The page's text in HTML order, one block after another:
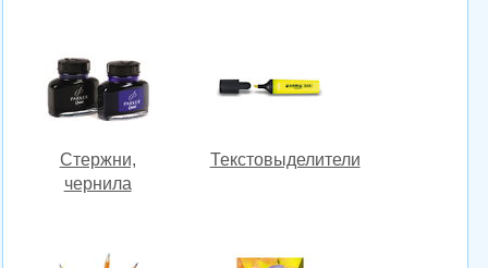
Стержни,
чернила
Текстовыделители